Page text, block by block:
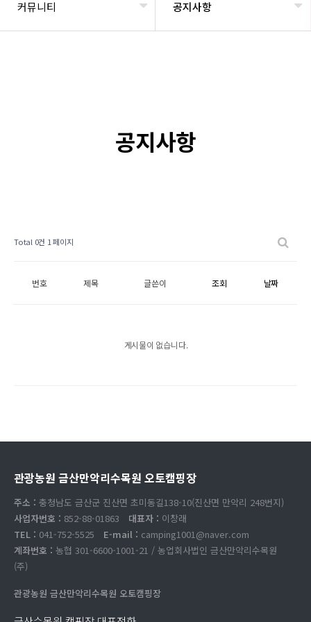
커뮤니티 공지사항
공지사항
Total 0건 1 페이지
번호 제목 글쓴이 조회 날짜
게시물이 없습니다.
관광농원 금산만악리수목원 오토캠핑장
주소 : 충청남도 금산군 진산면 초미동길138-10(진산면 만악리 248번지)
사업자번호 : 852-88-01863 대표자 : 이창래
TEL : 041-752-5525 E-mail : camping1001@naver.com
계좌번호 : 농협 301-6600-1001-21 / 농업회사법인 금산만악리수목원
(주)
관광농원 금산만악리수목원 오토캠핑장